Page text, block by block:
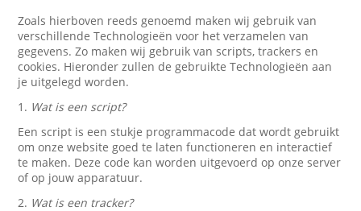
Zoals hierboven reeds genoemd maken wij gebruik van
verschillende Technologieën voor het verzamelen van
gegevens. Zo maken wij gebruik van scripts, trackers en
cookies. Hieronder zullen de gebruikte Technologieën aan
je uitgelegd worden.
1. Wat is een script?
Een script is een stukje programmacode dat wordt gebruikt
om onze website goed te laten functioneren en interactief
te maken. Deze code kan worden uitgevoerd op onze server
of op jouw apparatuur.
2. Wat is een tracker?